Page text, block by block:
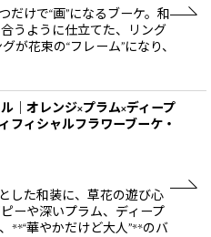
だけで“画”になるブーケ。和
うように仕立てた、リング
が花束の“フレーム”になり、
｜オレンジ×プラム×ディープ
フィシャルフラワーブーケ・
した和装に、草花の遊び心
ーや深いプラム、ディープ
**“華やかだけど大人”**のバ